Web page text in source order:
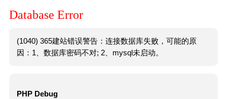
Database Error
(1040) 365建站错误警告：连接数据库失败，可能的原
因：1、数据库密码不对; 2、mysql未启动。
PHP Debug